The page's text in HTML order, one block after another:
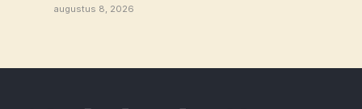
augustus 8, 2026